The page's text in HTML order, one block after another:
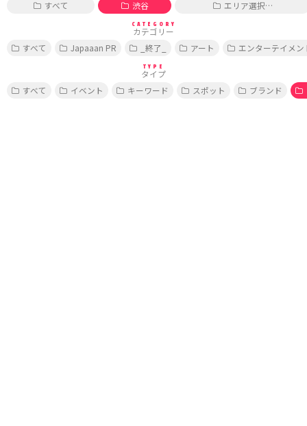
すべて
渋谷 エリア選択…
CATEGORY
カテゴリー
すべて
Japaaan PR _終了_ アート エンターテイメン
TYPE
タイプ
すべて
イベント キーワード スポット ブランド